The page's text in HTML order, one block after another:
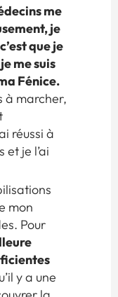
me
je
que je
me suis
Fénice.
à marcher,
réussi à
et je l’ai
mon
Pour
y a une